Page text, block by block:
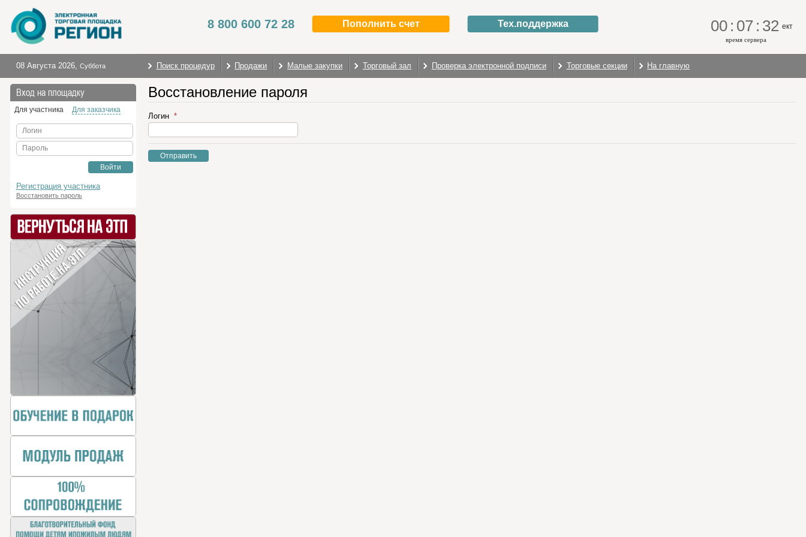
8 800 600 72 28 Пополнить счет Тех.поддержка 00 : 07 : 32 ект
время сервера
08 Августа 2026, Суббота Поиск процедур Продажи Малые закупки Торговый зал Проверка электронной подписи Торговые секции На главную
Вход на площадку
Для участника Для заказчика
Логин
Пароль
Войти
Регистрация участника
Восстановить пароль
Восстановление пароля
Логин
Отправить